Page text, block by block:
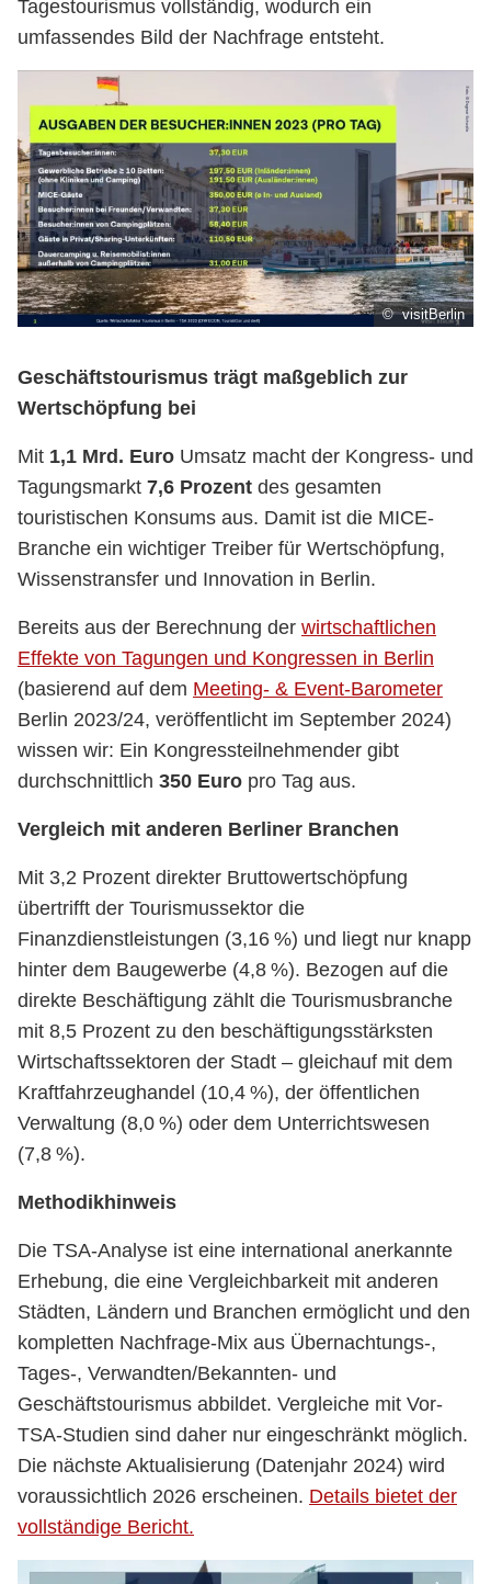
© visitBerlin
Tagestourismus vollständig, wodurch ein
umfassendes Bild der Nachfrage entsteht.
Geschäftstourismus trägt maßgeblich zur
Wertschöpfung bei
Mit 1,1 Mrd. Euro Umsatz macht der Kongress- und
Tagungsmarkt 7,6 Prozent des gesamten
touristischen Konsums aus. Damit ist die MICE-
Branche ein wichtiger Treiber für Wertschöpfung,
Wissenstransfer und Innovation in Berlin.
Bereits aus der Berechnung der wirtschaftlichen
Effekte von Tagungen und Kongressen in Berlin
(basierend auf dem Meeting- & Event-Barometer
Berlin 2023/24, veröffentlicht im September 2024)
wissen wir: Ein Kongressteilnehmender gibt
durchschnittlich 350 Euro pro Tag aus.
Vergleich mit anderen Berliner Branchen
Mit 3,2 Prozent direkter Bruttowertschöpfung
übertrifft der Tourismussektor die
Finanzdienstleistungen (3,16 %) und liegt nur knapp
hinter dem Baugewerbe (4,8 %). Bezogen auf die
direkte Beschäftigung zählt die Tourismusbranche
mit 8,5 Prozent zu den beschäftigungsstärksten
Wirtschaftssektoren der Stadt – gleichauf mit dem
Kraftfahrzeughandel (10,4 %), der öffentlichen
Verwaltung (8,0 %) oder dem Unterrichtswesen
(7,8 %).
Methodikhinweis
Die TSA-Analyse ist eine international anerkannte
Erhebung, die eine Vergleichbarkeit mit anderen
Städten, Ländern und Branchen ermöglicht und den
kompletten Nachfrage-Mix aus Übernachtungs-,
Tages-, Verwandten/Bekannten- und
Geschäftstourismus abbildet. Vergleiche mit Vor-
TSA-Studien sind daher nur eingeschränkt möglich.
Die nächste Aktualisierung (Datenjahr 2024) wird
voraussichtlich 2026 erscheinen. Details bietet der
vollständige Bericht.